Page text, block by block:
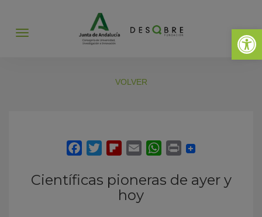
Abrir
Abrir
VOLVER
Científicas pioneras de ayer y
hoy